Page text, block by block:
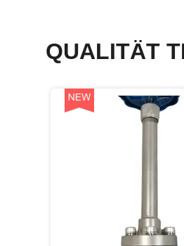
QUALITÄT